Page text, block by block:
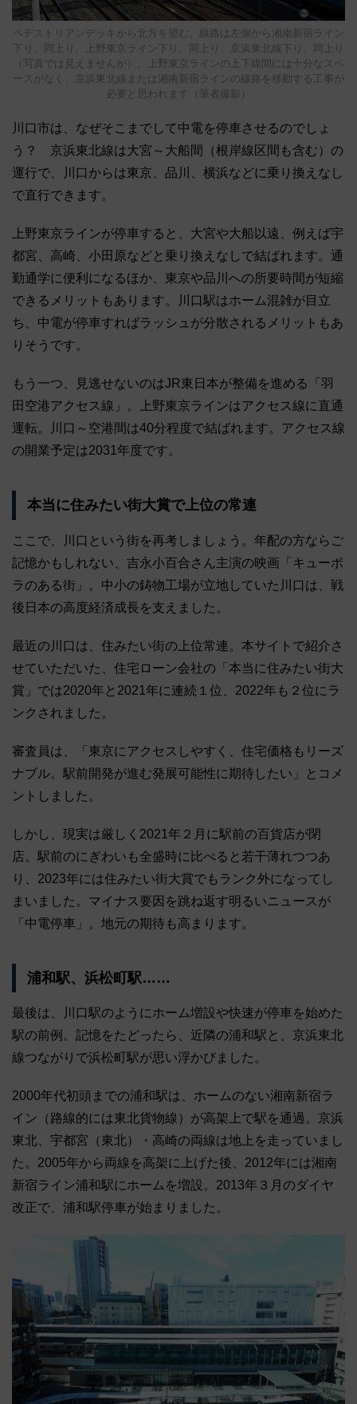
ペデストリアンデッキから北方を望む。線路は左側から湘南新宿ライン
下り、同上り、上野東京ライン下り、同上り、京浜東北線下り、同上り
（写真では見えませんが）。上野東京ラインの上下線間には十分なスペ
ースがなく、京浜東北線または湘南新宿ラインの線路を移動する工事が
必要と思われます（筆者撮影）
川口市は、なぜそこまでして中電を停車させるのでしょ
う？ 京浜東北線は大宮～大船間（根岸線区間も含む）の
運行で、川口からは東京、品川、横浜などに乗り換えなし
で直行できます。
上野東京ラインが停車すると、大宮や大船以遠、例えば宇
都宮、高崎、小田原などと乗り換えなしで結ばれます。通
勤通学に便利になるほか、東京や品川への所要時間が短縮
できるメリットもあります。川口駅はホーム混雑が目立
ち、中電が停車すればラッシュが分散されるメリットもあ
りそうです。
もう一つ、見逃せないのはJR東日本が整備を進める「羽
田空港アクセス線」。上野東京ラインはアクセス線に直通
運転。川口～空港間は40分程度で結ばれます。アクセス線
の開業予定は2031年度です。
本当に住みたい街大賞で上位の常連
ここで、川口という街を再考しましょう。年配の方ならご
記憶かもしれない、吉永小百合さん主演の映画「キューポ
ラのある街」。中小の鋳物工場が立地していた川口は、戦
後日本の高度経済成長を支えました。
最近の川口は、住みたい街の上位常連。本サイトで紹介さ
せていただいた、住宅ローン会社の「本当に住みたい街大
賞」では2020年と2021年に連続１位、2022年も２位にラ
ンクされました。
審査員は、「東京にアクセスしやすく、住宅価格もリーズ
ナブル。駅前開発が進む発展可能性に期待したい」とコメ
ントしました。
しかし、現実は厳しく2021年２月に駅前の百貨店が閉
店。駅前のにぎわいも全盛時に比べると若干薄れつつあ
り、2023年には住みたい街大賞でもランク外になってし
まいました。マイナス要因を跳ね返す明るいニュースが
「中電停車」。地元の期待も高まります。
浦和駅、浜松町駅……
最後は、川口駅のようにホーム増設や快速が停車を始めた
駅の前例。記憶をたどったら、近隣の浦和駅と、京浜東北
線つながりで浜松町駅が思い浮かびました。
2000年代初頭までの浦和駅は、ホームのない湘南新宿ラ
イン（路線的には東北貨物線）が高架上で駅を通過。京浜
東北、宇都宮（東北）・高崎の両線は地上を走っていまし
た。2005年から両線を高架に上げた後、2012年には湘南
新宿ライン浦和駅にホームを増設。2013年３月のダイヤ
改正で、浦和駅停車が始まりました。